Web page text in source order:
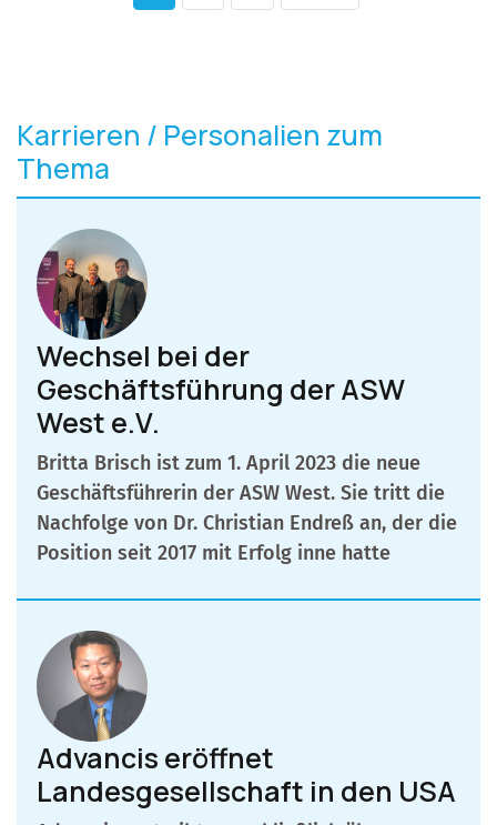
Karrieren / Personalien zum
Thema
Wechsel bei der
Geschäftsführung der ASW
West e.V.
Britta Brisch ist zum 1. April 2023 die neue
Geschäftsführerin der ASW West. Sie tritt die
Nachfolge von Dr. Christian Endreß an, der die
Position seit 2017 mit Erfolg inne hatte
Advancis eröffnet
Landesgesellschaft in den USA